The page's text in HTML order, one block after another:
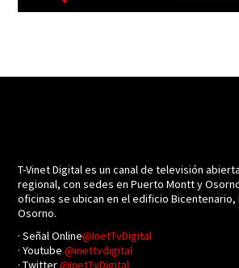
T-Vinet Digital es un canal de televisión
regional, con sedes en Puerto Montt y
oficinas se ubican en el edificio Bicentenario,
Osorno.
· Señal Online@InetTvDigital
· Youtube@inettvdigital